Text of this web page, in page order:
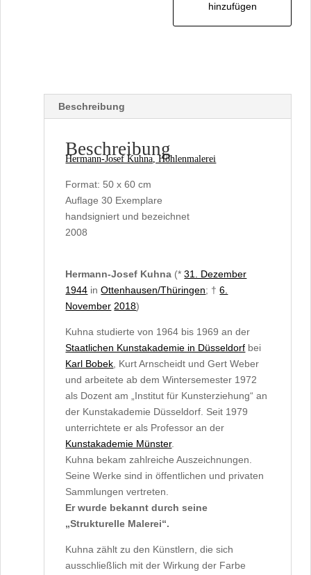
hinzufügen
Beschreibung
Beschreibung
Hermann-Josef Kuhna, Höhlenmalerei
Format: 50 x 60 cm
Auflage 30 Exemplare
handsigniert und bezeichnet
2008
Hermann-Josef Kuhna (*31. Dezember
1944 inOttenhausen/Thüringen; †6.
November 2018)
Kuhna studierte von 1964 bis 1969 an der
Staatlichen Kunstakademie in Düsseldorf bei
Karl Bobek , Kurt Arnscheidt und Gert Weber
und arbeitete ab dem Wintersemester 1972
als Dozent am „Institut für Kunsterziehung“ an
der Kunstakademie Düsseldorf. Seit 1979
unterrichtete er als Professor an der
Kunstakademie Münster.
Kuhna bekam zahlreiche Auszeichnungen.
Seine Werke sind in öffentlichen und privaten
Sammlungen vertreten.
Er wurde bekannt durch seine
„Strukturelle Malerei“.
Kuhna zählt zu den Künstlern, die sich
ausschließlich mit der Wirkung der Farbe